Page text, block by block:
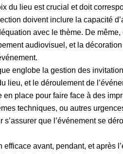
du lieu est crucial et doit
doivent inclure la capacité
avec le thème. De
audiovisuel, et la
englobe la gestion des
lieu, et le déroulement de
place pour faire face à des
techniques, ou autres
que l’événement se
efficace avant, pendant, et après